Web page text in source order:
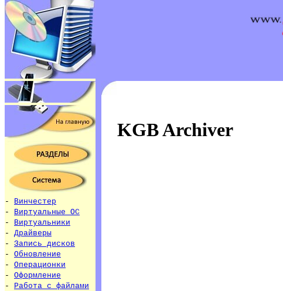
- Винчестер
- Виртуальные ОС
- Виртуальники
- Драйверы
- Запись дисков
- Обновление
- Операционки
- Оформление
- Работа с файлами
KGB Archiver